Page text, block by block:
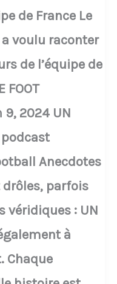
de France Le
a voulu raconter
de l’équipe de
FOOT
2024 UN
podcast
Anecdotes
parfois
véridiques : UN
à
Chaque